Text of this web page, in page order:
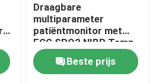
zet opDraagbare
multiparameter
patiëntmonitor met
ECG SPO2 NIBP Temp
Standard
Beste prijs